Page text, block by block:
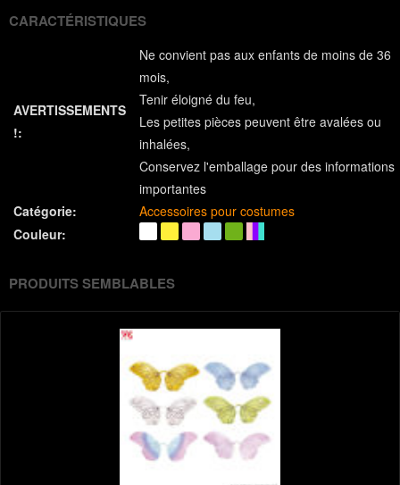
CARACTÉRISTIQUES
AVERTISSEMENTS
!:
Ne convient pas aux enfants de moins de 36
mois
Tenir éloigné du feu
Les petites pièces peuvent être avalées ou
inhalées
Conservez l'emballage pour des informations
importantes
Catégorie:
Accessoires pour costumes
Couleur:
PRODUITS SEMBLABLES